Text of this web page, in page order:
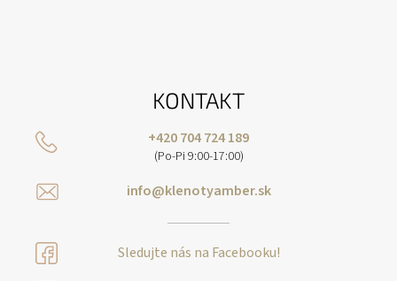
KONTAKT
+420 704 724 189
(Po-Pi 9:00-17:00)
info@klenotyamber.sk
Sledujte nás na Facebooku!